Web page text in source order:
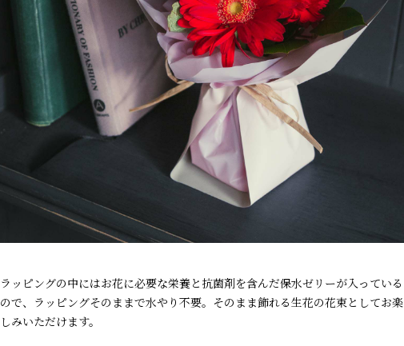
ラッピングの中にはお花に必要な栄養と抗菌剤を含んだ保水ゼリーが入っている
ので、ラッピングそのままで水やり不要。そのまま飾れる生花の花束としてお楽
しみいただけます。